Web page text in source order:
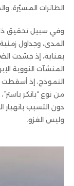
الطائرات المسيّرة،
وفي سبيل تحقيق
المدى، وجداول
المنشآت النووية
من نوع “بانكر باستر”،
دون التسبب
وليس الغزو.